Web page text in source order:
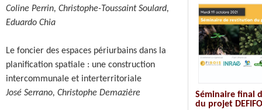
Coline Perrin, Christophe-Toussaint Soulard,
Eduardo Chia
Le foncier des espaces périurbains dans la
planification spatiale : une construction
intercommunale et interterritoriale
José Serrano, Christophe Demazière
Séminaire final
du projet